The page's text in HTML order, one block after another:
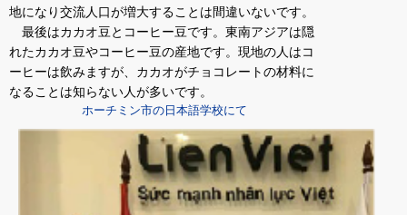
地になり交流人口が増大することは間違いないです。
最後はカカオ豆とコーヒー豆です。東南アジアは隠
れたカカオ豆やコーヒー豆の産地です。現地の人はコ
ーヒーは飲みますが、カカオがチョコレートの材料に
なることは知らない人が多いです。
ホーチミン市の日本語学校にて